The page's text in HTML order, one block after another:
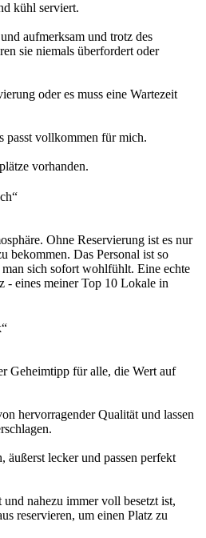
kühl serviert.
aufmerksam und trotz des
sie niemals überfordert oder
oder es muss eine Wartezeit
passt vollkommen für mich.
vorhanden.
Ohne Reservierung ist es nur
bekommen. Das Personal ist so
sich sofort wohlfühlt. Eine echte
- eines meiner Top 10 Lokale in
Geheimtipp für alle, die Wert auf
hervorragender Qualität und lassen
lecker und passen perfekt
nahezu immer voll besetzt ist,
reservieren, um einen Platz zu